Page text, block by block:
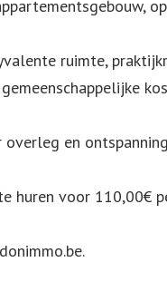
ruimte,
en
huren voor 110,00€